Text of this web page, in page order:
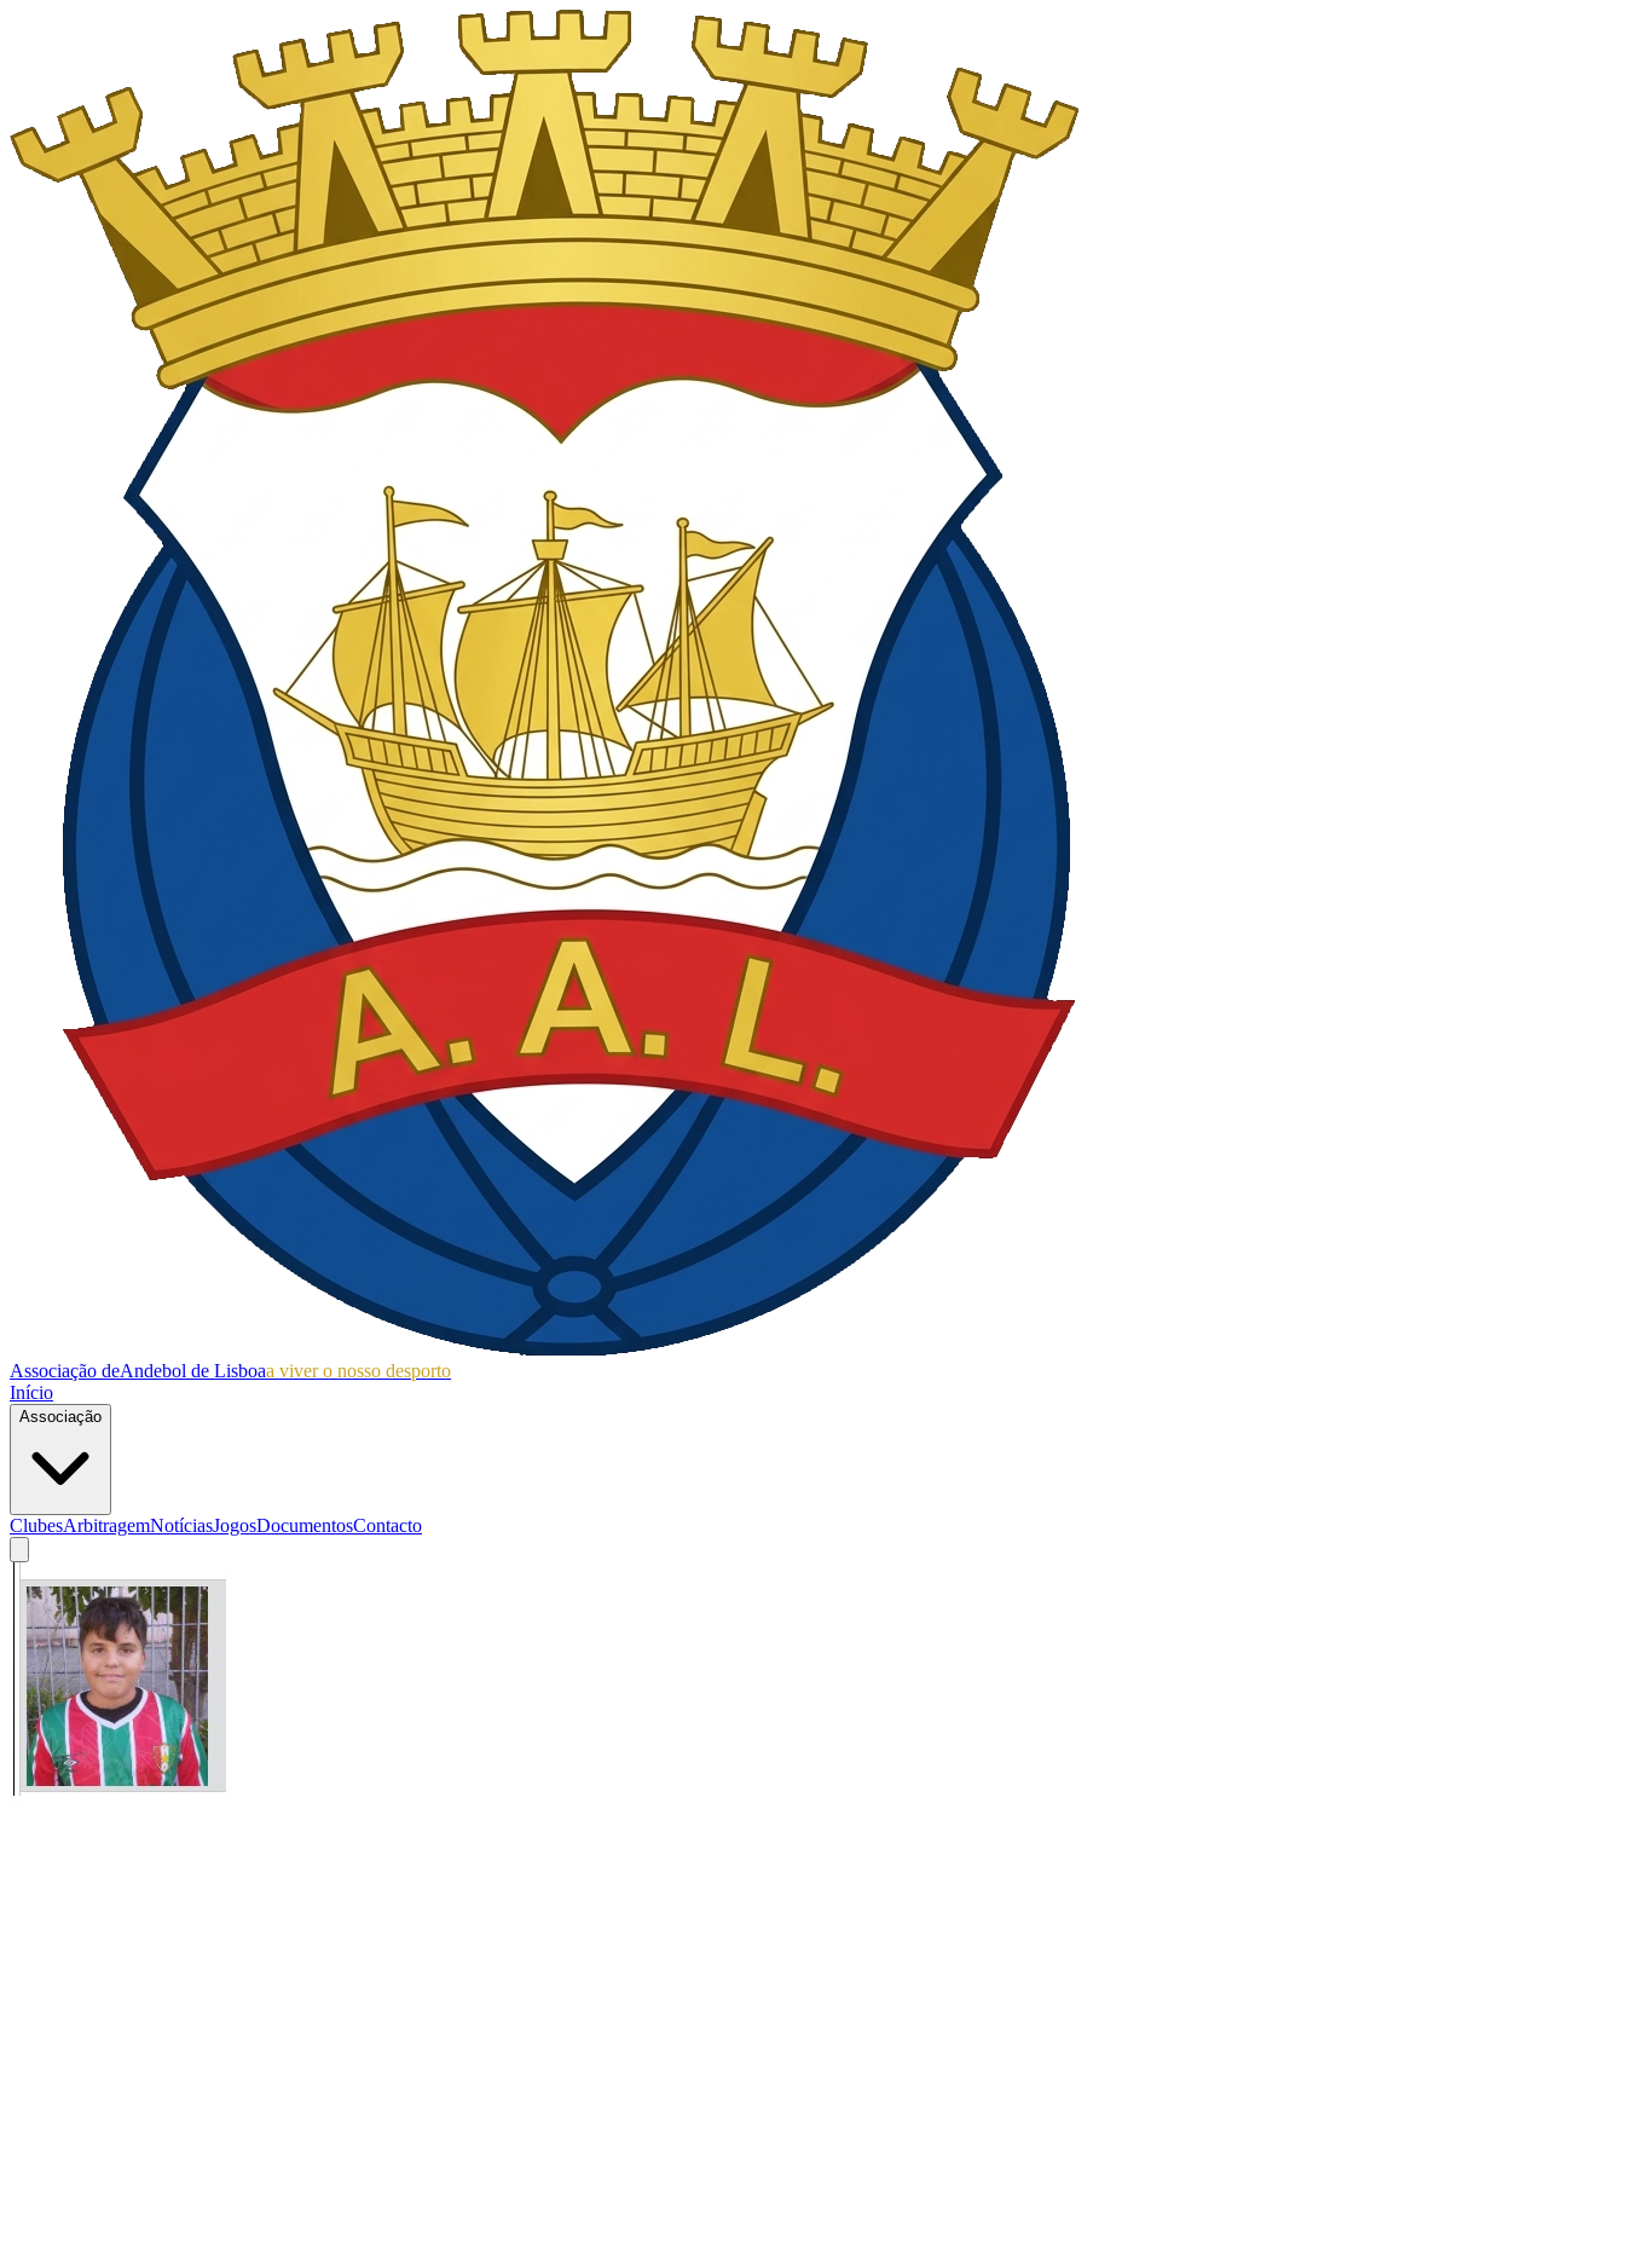
Associação deAndebol de Lisboaa viver o nosso desporto
Início
Associação
ClubesArbitragemNotíciasJogosDocumentosContacto